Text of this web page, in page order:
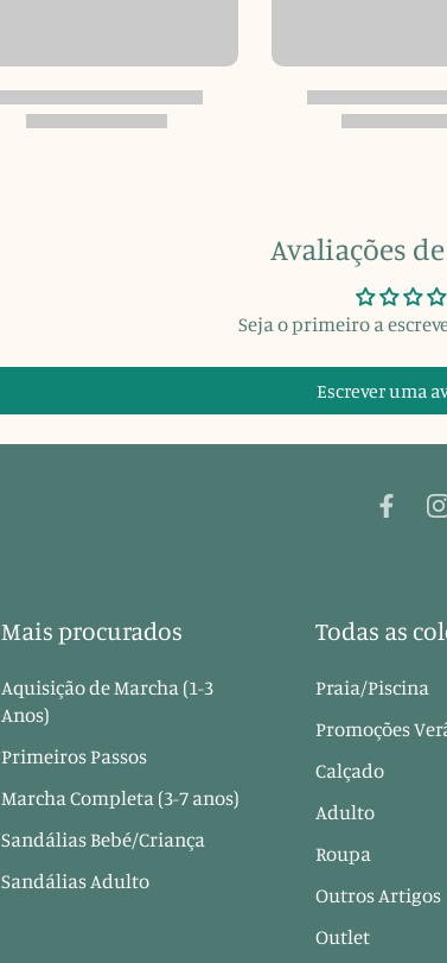
Avaliações
Seja o primeiro a
Escrever uma
Mais procurados
Aquisição de Marcha (1-3
Anos)
Primeiros Passos
Marcha Completa (3-7 anos)
Sandálias Bebé/Criança
Sandálias Adulto
Todas as
Praia/Piscina
Promoções
Calçado
Adulto
Roupa
Outros Artigos
Outlet